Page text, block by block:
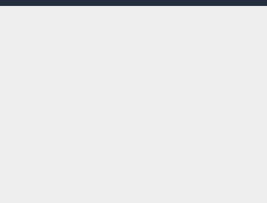
تماس با ایران بابا